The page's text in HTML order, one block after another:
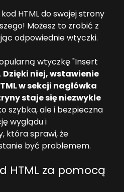
HTML do swojej strony
Możesz to zrobić z
odpowiednie wtyczki.
wtyczkę "Insert
Dzięki niej, wstawienie
w sekcji nagłówka
staje się niezwykle
szybka, ale i bezpieczna
wyglądu i
która sprawi, że
być problemem.
HTML za pomocą